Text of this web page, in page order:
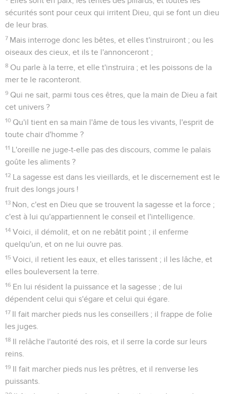
sécurités sont pour ceux qui irritent Dieu, qui se font un dieu
de leur bras.
7 Mais interroge donc les bêtes, et elles t'instruiront ; ou les
oiseaux des cieux, et ils te l'annonceront ;
8 Ou parle à la terre, et elle t'instruira ; et les poissons de la
mer te le raconteront.
9 Qui ne sait, parmi tous ces êtres, que la main de Dieu a fait
cet univers ?
10 Qu'il tient en sa main l'âme de tous les vivants, l'esprit de
toute chair d'homme ?
11 L'oreille ne juge-t-elle pas des discours, comme le palais
goûte les aliments ?
12 La sagesse est dans les vieillards, et le discernement est le
fruit des longs jours !
13 Non, c'est en Dieu que se trouvent la sagesse et la force ;
c'est à lui qu'appartiennent le conseil et l'intelligence.
14 Voici, il démolit, et on ne rebâtit point ; il enferme
quelqu'un, et on ne lui ouvre pas.
15 Voici, il retient les eaux, et elles tarissent ; il les lâche, et
elles bouleversent la terre.
16 En lui résident la puissance et la sagesse ; de lui
dépendent celui qui s'égare et celui qui égare.
17 Il fait marcher pieds nus les conseillers ; il frappe de folie
les juges.
18 Il relâche l'autorité des rois, et il serre la corde sur leurs
reins.
19 Il fait marcher pieds nus les prêtres, et il renverse les
puissants.